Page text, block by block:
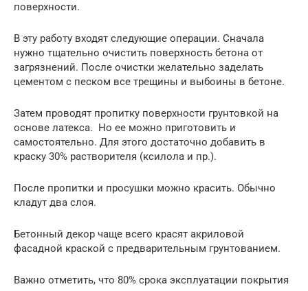
поверхности.
В эту работу входят следующие операции. Сначала
нужно тщательно очистить поверхность бетона от
загрязнений. После очистки желательно заделать
цементом с песком все трещины и выбоины в бетоне.
Затем проводят пропитку поверхности грунтовкой на
основе латекса. Но ее можно приготовить и
самостоятельно. Для этого достаточно добавить в
краску 30% растворителя (ксилола и пр.).
После пропитки и просушки можно красить. Обычно
кладут два слоя.
Бетонный декор чаще всего красят акриловой
фасадной краской с предварительным грунтованием.
Важно отметить, что 80% срока эксплуатации покрытия